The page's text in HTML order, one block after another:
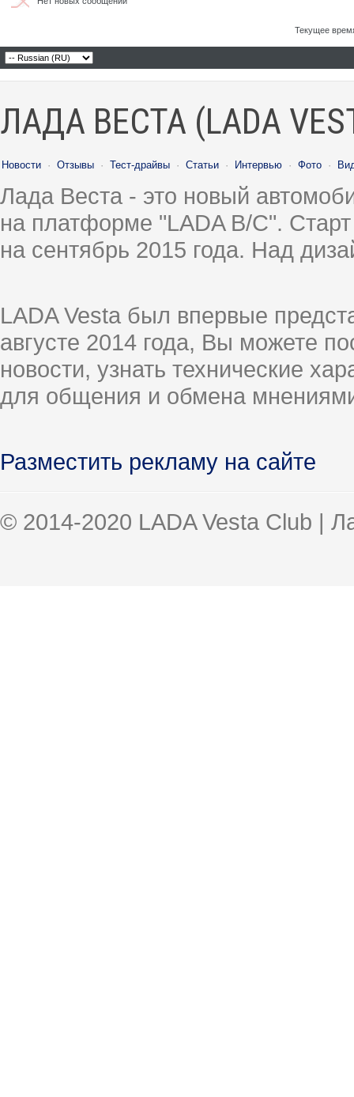
Текущее
ЛАДА ВЕСТА (LADA
Новости · Отзывы · Тест-драйвы · Статьи · Интервью · Фото ·
Лада Веста - это новый
на платформе "LADA B/C".
на сентябрь 2015 года. Над
LADA Vesta был впервые
августе 2014 года, Вы можете
новости, узнать технические
для общения и обмена
Разместить рекламу на сайте
© 2014-2020 LADA Vesta Club |